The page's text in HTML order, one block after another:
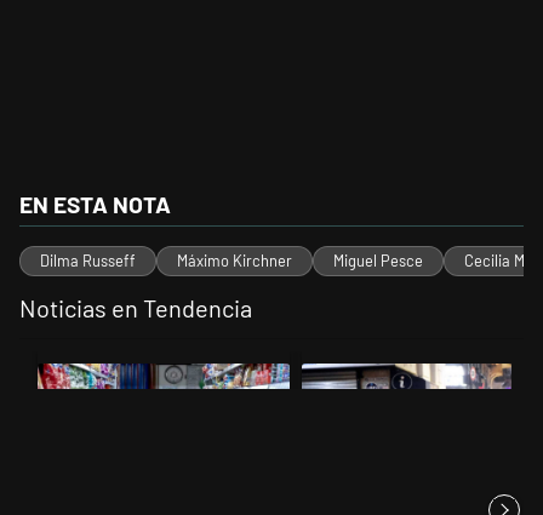
EN ESTA NOTA
Dilma Russeff Máximo Kirchner Miguel Pesce Cecilia
Noticias en Tendencia
Un artículo de tendencia con el título "La inflación en CABA marcó
Un artículo de tendencia con el